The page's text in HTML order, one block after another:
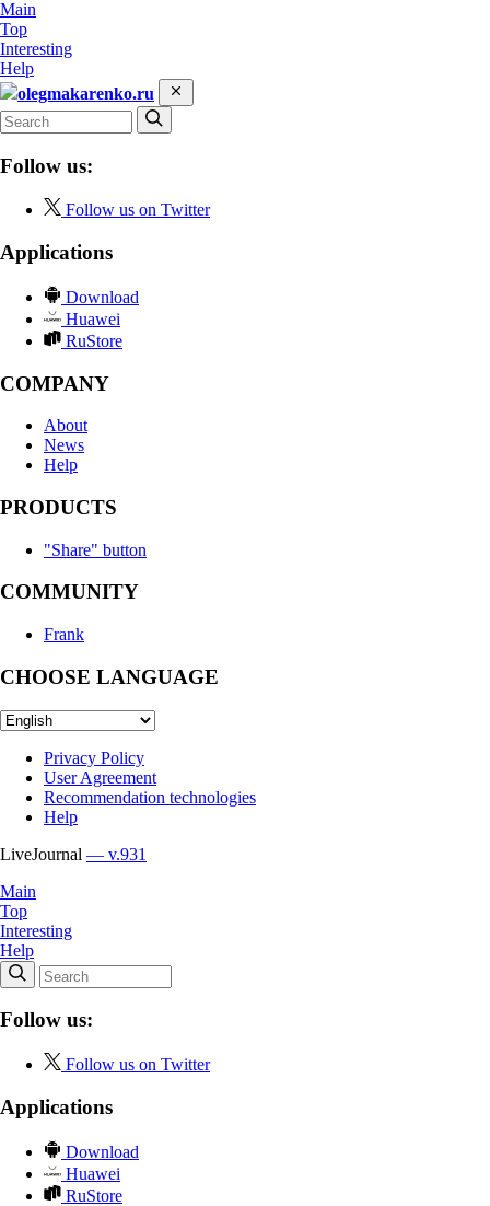
Main
Top
Interesting
Help
olegmakarenko.ru
Follow us:
Follow us on Twitter
Applications
Download
Huawei
RuStore
COMPANY
About
News
Help
PRODUCTS
"Share" button
COMMUNITY
Frank
CHOOSE LANGUAGE
Privacy Policy
User Agreement
Recommendation technologies
Help
LiveJournal — v.931
Main
Top
Interesting
Help
Follow us:
Follow us on Twitter
Applications
Download
Huawei
RuStore